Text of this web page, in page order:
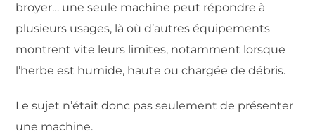
broyer… une seule machine peut répondre à
plusieurs usages, là où d’autres équipements
montrent vite leurs limites, notamment lorsque
l’herbe est humide, haute ou chargée de débris.
Le sujet n’était donc pas seulement de présenter
une machine.